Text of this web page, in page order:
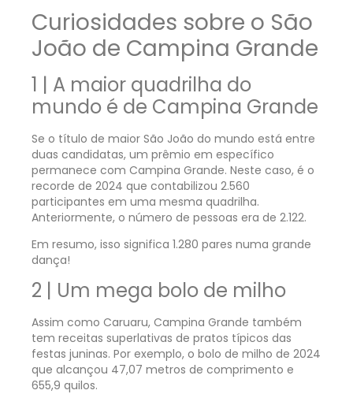
Curiosidades sobre o São
João de Campina Grande
1 | A maior quadrilha do
mundo é de Campina Grande
Se o título de maior São João do mundo está entre
duas candidatas, um prêmio em específico
permanece com Campina Grande. Neste caso, é o
recorde de 2024 que contabilizou 2.560
participantes em uma mesma quadrilha.
Anteriormente, o número de pessoas era de 2.122.
Em resumo, isso significa 1.280 pares numa grande
dança!
2 | Um mega bolo de milho
Assim como Caruaru, Campina Grande também
tem receitas superlativas de pratos típicos das
festas juninas. Por exemplo, o bolo de milho de 2024
que alcançou 47,07 metros de comprimento e
655,9 quilos.